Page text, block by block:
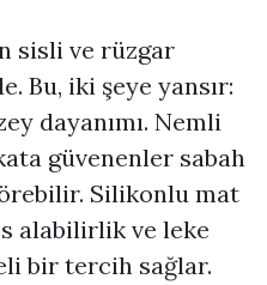
sisli ve rüzgar
Bu, iki şeye yansır:
dayanımı. Nemli
güvenenler sabah
Silikonlu mat
alabilirlik ve leke
bir tercih sağlar.